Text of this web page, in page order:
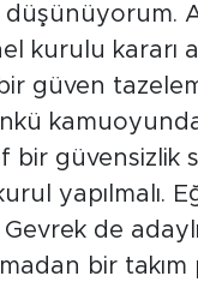
düşünüyorum.
kurulu kararı
güven
bir güvensizlik
yapılmalı.
de
bir takım